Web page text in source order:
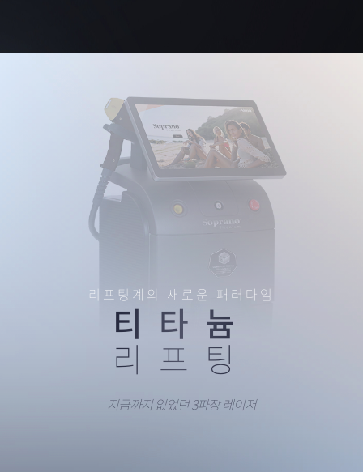
리프팅계의 새로운 패러다임
티타늄
리프팅
지금까지 없었던 3파장 레이저